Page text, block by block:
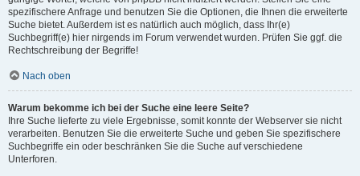
spezifischere Anfrage und benutzen Sie die Optionen, die Ihnen die erweiterte
Suche bietet. Außerdem ist es natürlich auch möglich, dass Ihr(e)
Suchbegriff(e) hier nirgends im Forum verwendet wurden. Prüfen Sie ggf. die
Rechtschreibung der Begriffe!
Nach oben
Warum bekomme ich bei der Suche eine leere Seite?
Ihre Suche lieferte zu viele Ergebnisse, somit konnte der Webserver sie nicht
verarbeiten. Benutzen Sie die erweiterte Suche und geben Sie spezifischere
Suchbegriffe ein oder beschränken Sie die Suche auf verschiedene
Unterforen.